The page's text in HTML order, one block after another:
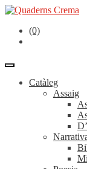
(0)
Catàleg
Assaig